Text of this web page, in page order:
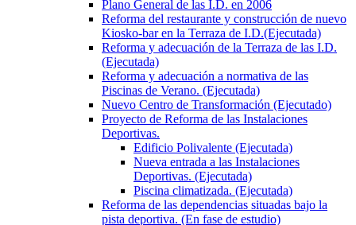
Plano General de las I.D. en 2006
Reforma del restaurante y construcción de nuevo
Kiosko-bar en la Terraza de I.D.(Ejecutada)
Reforma y adecuación de la Terraza de las I.D.
(Ejecutada)
Reforma y adecuación a normativa de las
Piscinas de Verano. (Ejecutada)
Nuevo Centro de Transformación (Ejecutado)
Proyecto de Reforma de las Instalaciones
Deportivas.
Edificio Polivalente (Ejecutada)
Nueva entrada a las Instalaciones
Deportivas. (Ejecutada)
Piscina climatizada. (Ejecutada)
Reforma de las dependencias situadas bajo la
pista deportiva. (En fase de estudio)